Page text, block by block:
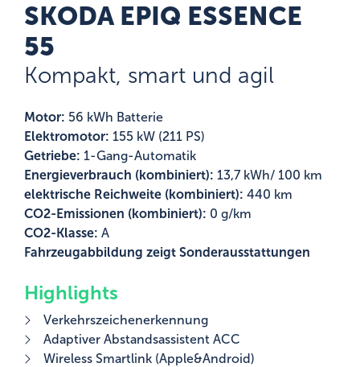
SKODA EPIQ ESSENCE
55
Kompakt, smart und agil
Motor: 56 kWh Batterie
Elektromotor: 155 kW (211 PS)
Getriebe: 1-Gang-Automatik
Energieverbrauch (kombiniert): 13,7 kWh/ 100 km
elektrische Reichweite (kombiniert): 440 km
CO2-Emissionen (kombiniert): 0 g/km
CO2-Klasse: A
Fahrzeugabbildung zeigt Sonderausstattungen
Highlights
Verkehrszeichenerkennung
Adaptiver Abstandsassistent ACC
Wireless Smartlink (Apple&Android)